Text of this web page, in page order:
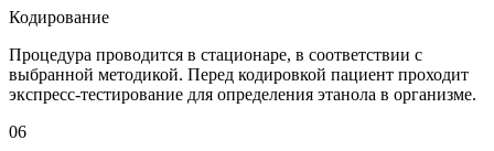
Кодирование
Процедура проводится в стационаре, в соответствии с
выбранной методикой. Перед кодировкой пациент проходит
экспресс-тестирование для определения этанола в организме.
06